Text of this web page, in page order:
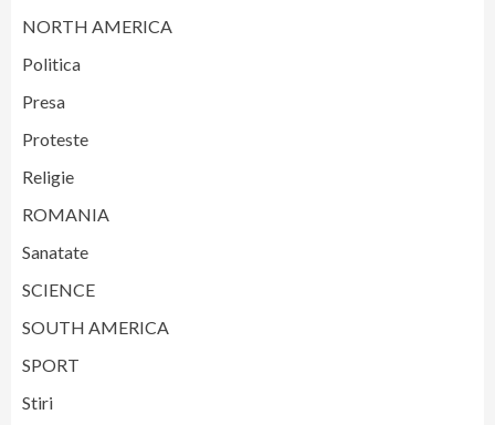
NORTH AMERICA
Politica
Presa
Proteste
Religie
ROMANIA
Sanatate
SCIENCE
SOUTH AMERICA
SPORT
Stiri